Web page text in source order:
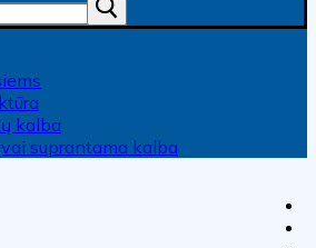
kalba
suprantama kalba